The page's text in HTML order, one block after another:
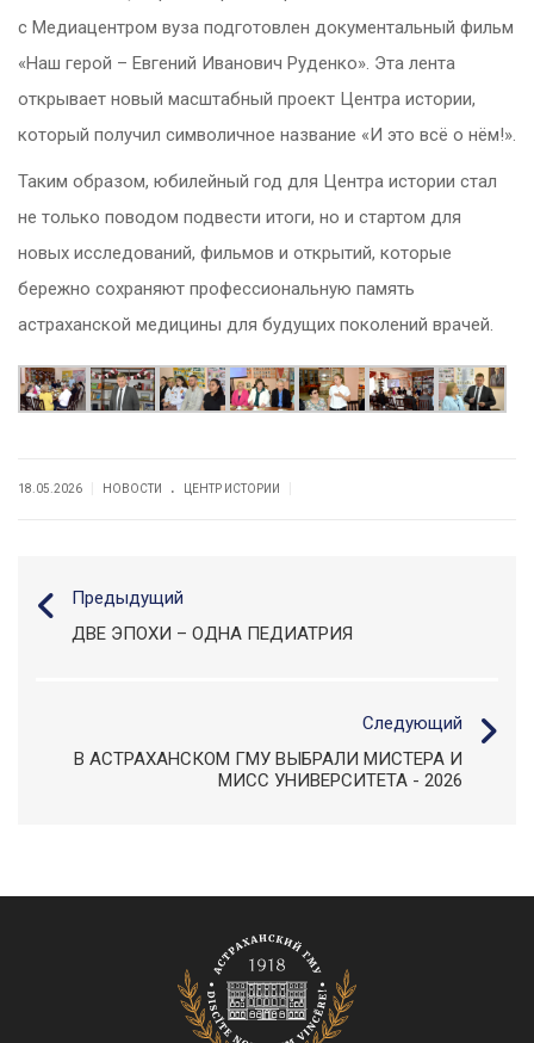
с Медиацентром вуза подготовлен документальный фильм
«Наш герой – Евгений Иванович Руденко». Эта лента
открывает новый масштабный проект Центра истории,
который получил символичное название «И это всё о нём!».
Таким образом, юбилейный год для Центра истории стал
не только поводом подвести итоги, но и стартом для
новых исследований, фильмов и открытий, которые
бережно сохраняют профессиональную память
астраханской медицины для будущих поколений врачей.
18.05.2026 НОВОСТИ . ЦЕНТР ИСТОРИИ
Предыдущий
ДВЕ ЭПОХИ – ОДНА ПЕДИАТРИЯ
Следующий
В АСТРАХАНСКОМ ГМУ ВЫБРАЛИ МИСТЕРА И
МИСС УНИВЕРСИТЕТА - 2026